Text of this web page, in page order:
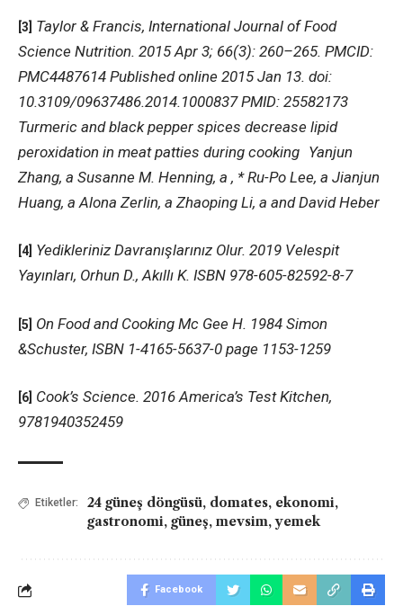
[3]
Taylor & Francis, International Journal of Food
Science Nutrition. 2015 Apr 3; 66(3): 260–265. PMCID:
PMC4487614 Published online 2015 Jan 13. doi:
10.3109/09637486.2014.1000837 PMID: 25582173
Turmeric and black pepper spices decrease lipid
peroxidation in meat patties during cooking Yanjun
Zhang, a Susanne M. Henning, a , * Ru-Po Lee, a Jianjun
Huang, a Alona Zerlin, a Zhaoping Li, a and David Heber
[4] Yedikleriniz Davranışlarınız Olur. 2019 Velespit
Yayınları, Orhun D., Akıllı K. ISBN 978-605-82592-8-7
[5]
On Food and Cooking Mc Gee H. 1984 Simon
&Schuster, ISBN 1-4165-5637-0 page 1153-1259
[6] Cook’s Science. 2016 America’s Test Kitchen,
9781940352459
Etiketler: 24 güneş döngüsü, domates, ekonomi,
gastronomi, güneş, mevsim,yemek
Facebook